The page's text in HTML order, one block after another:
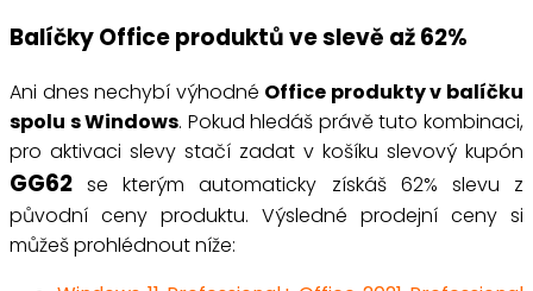
Balíčky Office produktů ve slevě až 62%
Ani dnes nechybí výhodné Office produkty v balíčku
spolu s Windows. Pokud hledáš právě tuto kombinaci,
pro aktivaci slevy stačí zadat v košíku slevový kupón
GG62 se kterým automaticky získáš 62% slevu z
původní ceny produktu. Výsledné prodejní ceny si
můžeš prohlédnout níže: